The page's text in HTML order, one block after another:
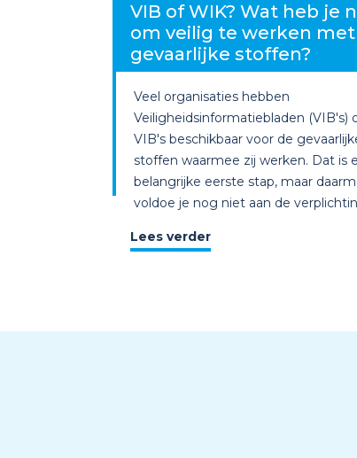
VIB of WIK? Wat heb je
om veilig te werken met
gevaarlijke stoffen?
Veel organisaties hebben
Veiligheidsinformatiebladen (VIB's)
VIB's beschikbaar voor de
stoffen waarmee zij werken. Dat is
belangrijke eerste stap, maar
voldoe je nog niet aan de
Lees verder